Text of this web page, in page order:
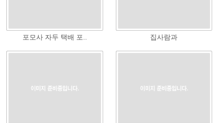
포모사 자두 택배 포.. 집사람과